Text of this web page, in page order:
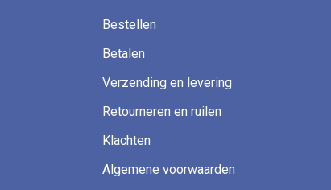
Bestellen
Betalen
Verzending en levering
Retourneren en ruilen
Klachten
Algemene voorwaarden